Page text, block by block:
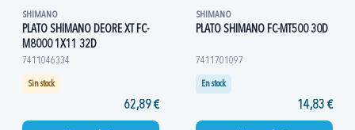
SHIMANO
PLATO SHIMANO DEORE XT FC-
M8000 1X11 32D
7411046334
Sin stock
62,89 €
SHIMANO
PLATO SHIMANO FC-MT500 30D
7411701097
En stock
14,83 €